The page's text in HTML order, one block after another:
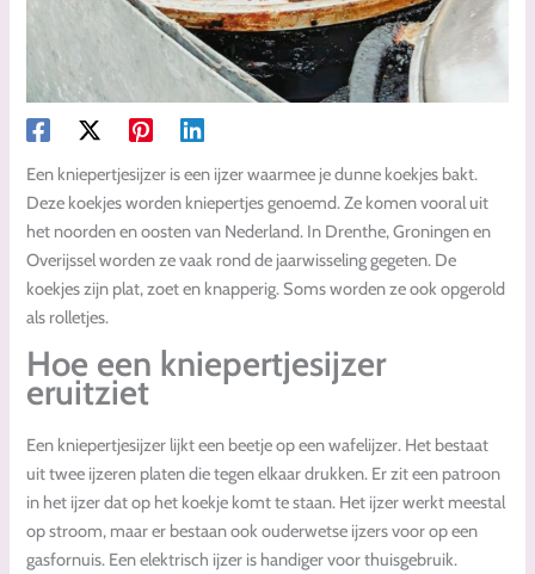
Een kniepertjesijzer is een ijzer waarmee je dunne koekjes bakt.
Deze koekjes worden kniepertjes genoemd. Ze komen vooral uit
het noorden en oosten van Nederland. In Drenthe, Groningen en
Overijssel worden ze vaak rond de jaarwisseling gegeten. De
koekjes zijn plat, zoet en knapperig. Soms worden ze ook opgerold
als rolletjes.
Hoe een kniepertjesijzer
eruitziet
Een kniepertjesijzer lijkt een beetje op een wafelijzer. Het bestaat
uit twee ijzeren platen die tegen elkaar drukken. Er zit een patroon
in het ijzer dat op het koekje komt te staan. Het ijzer werkt meestal
op stroom, maar er bestaan ook ouderwetse ijzers voor op een
gasfornuis. Een elektrisch ijzer is handiger voor thuisgebruik.